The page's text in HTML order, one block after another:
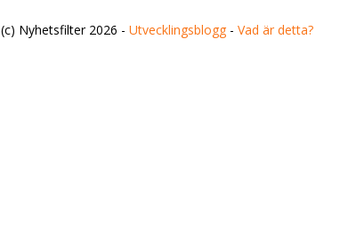
(c) Nyhetsfilter 2026 - Utvecklingsblogg- Vad är detta?